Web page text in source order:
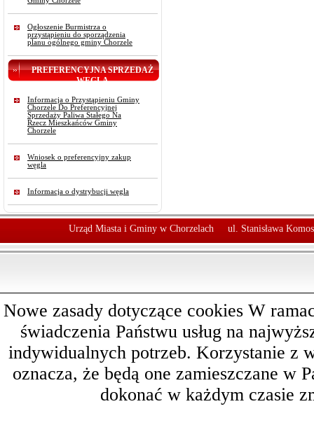
Ogłoszenie Burmistrza o
przystąpieniu do sporządzenia
planu ogólnego gminy Chorzele
PREFERENCYJNA SPRZEDAŻ
WĘGLA
Informacja o Przystąpieniu Gminy
Chorzele Do Preferencyjnej
Sprzedaży Paliwa Stałego Na
Rzecz Mieszkańców Gminy
Chorzele
Wniosek o preferencyjny zakup
węgla
Informacja o dystrybucji węgla
Urząd Miasta i Gminy w Chorzelach ul. Stanisława
Nowe zasady dotyczące cookies W
świadczenia Państwu usług na
indywidualnych potrzeb. Korzystanie z
oznacza, że będą one zamieszczane w
dokonać w każdym czasie